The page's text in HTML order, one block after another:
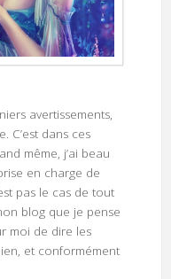
avertissements,
C’est dans ces
même, j’ai beau
en charge de
pas le cas de tout
blog que je pense
moi de dire les
et conformément